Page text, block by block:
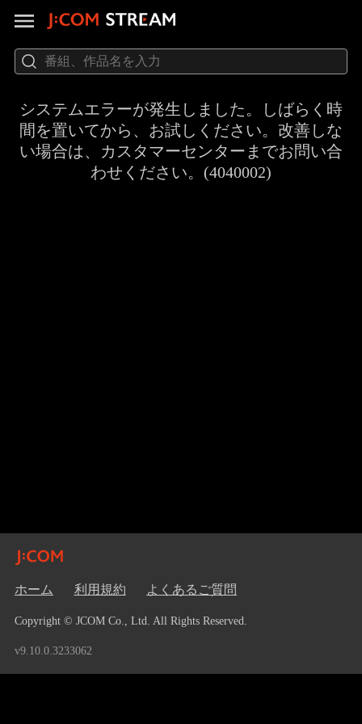
システムエラーが発生しました。しばらく時
間を置いてから、お試しください。改善しな
い場合は、カスタマーセンターまでお問い合
わせください。(4040002)
ホーム 利用規約 よくあるご質問
Copyright © JCOM Co., Ltd. All Rights Reserved.
v9.10.0.3233062